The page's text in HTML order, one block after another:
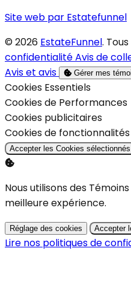
Site web par Estatefunnel
© 2026 EstateFunnel.
confidentialitéAvis de
Avis et avis
Gérer mes
Activer
Cookies Essentiels
Activer
Cookies de Performances
Activer
Cookies publicitaires
Activer
Cookies de fonctionnalités
Accepter les Cookies sélectionnés
Nous utilisons des
meilleure expérience.
Réglage des cookies Accepter
Lire nos politiques de